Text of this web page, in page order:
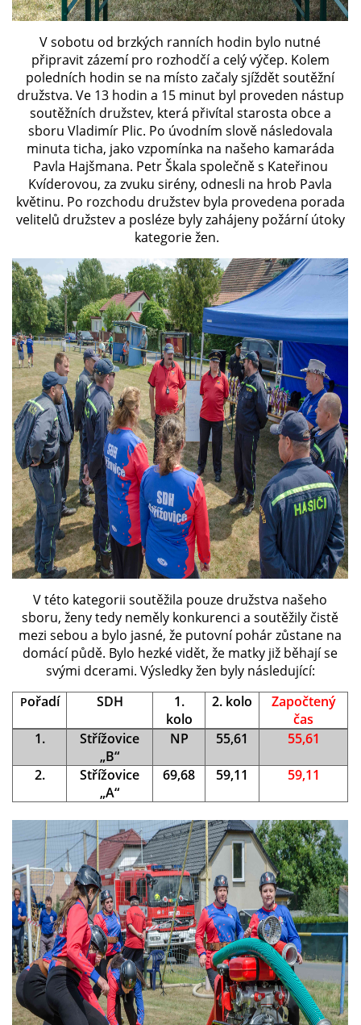
Střížovice 157, 332 07
IČO: 49183516
číslo účtu: 193707116/0300
datové schránky: d3twtd3
Starosta sboru: Vladimír Plic
tel: +420 603 789 645
email: PlicVlada@seznam.cz
© 2026 eStránky.cz | | Aktualizováno: 5. 8. 2026 | Nahoru ↑
V sobotu od brzkých ranních hodin bylo nutné
připravit zázemí pro rozhodčí a celý výčep. Kolem
poledních hodin se na místo začaly sjíždět soutěžní
družstva. Ve 13 hodin a 15 minut byl proveden nástup
soutěžních družstev, která přivítal starosta obce a
sboru Vladimír Plic. Po úvodním slově následovala
minuta ticha, jako vzpomínka na našeho kamaráda
Pavla Hajšmana. Petr Škala společně s Kateřinou
Kvíderovou, za zvuku sirény, odnesli na hrob Pavla
květinu. Po rozchodu družstev byla provedena porada
velitelů družstev a posléze byly zahájeny požární útoky
kategorie žen.
V této kategorii soutěžila pouze družstva našeho
sboru, ženy tedy neměly konkurenci a soutěžily čistě
mezi sebou a bylo jasné, že putovní pohár zůstane na
domácí půdě. Bylo hezké vidět, že matky již běhají se
svými dcerami. Výsledky žen byly následující:
Pořadí SDH
1.
kolo
2. kolo
Započtený
čas
1.
Střížovice
„B“
NP 55,61 55,61
2.
Střížovice
„A“
69,68 59,11 59,11